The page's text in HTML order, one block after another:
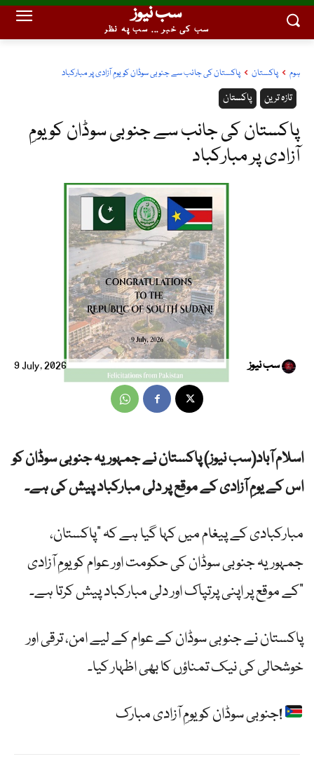
سب نیوز
سب کی خبر ... سب پہ نظر
ہوم پاکستان پاکستان کی جانب سے جنوبی سوڈان کو یومِ آزادی پر مبارکباد
پاکستان تازہ ترین
پاکستان کی جانب سے جنوبی سوڈان کو یومِ
آزادی پر مبارکباد
9 July, 2026 سب نیوز
اسلام آباد(سب نیوز) پاکستان نے جمہوریہ جنوبی سوڈان کو
اس کے یومِ آزادی کے موقع پر دلی مبارکباد پیش کی ہے۔
مبارکبادی کے پیغام میں کہا گیا ہے کہ “پاکستان،
جمہوریہ جنوبی سوڈان کی حکومت اور عوام کو یومِ آزادی
کے موقع پر اپنی پرتپاک اور دلی مبارکباد پیش کرتا ہے۔”
پاکستان نے جنوبی سوڈان کے عوام کے لیے امن، ترقی اور
خوشحالی کی نیک تمناؤں کا بھی اظہار کیا۔
جنوبی سوڈان کو یومِ آزادی مبارک!